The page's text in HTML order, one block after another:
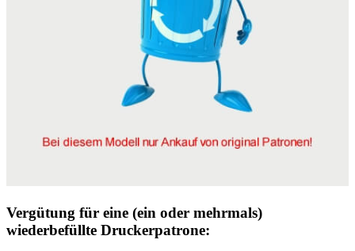
Vergütung für eine (ein oder mehrmals)
wiederbefüllte Druckerpatrone: